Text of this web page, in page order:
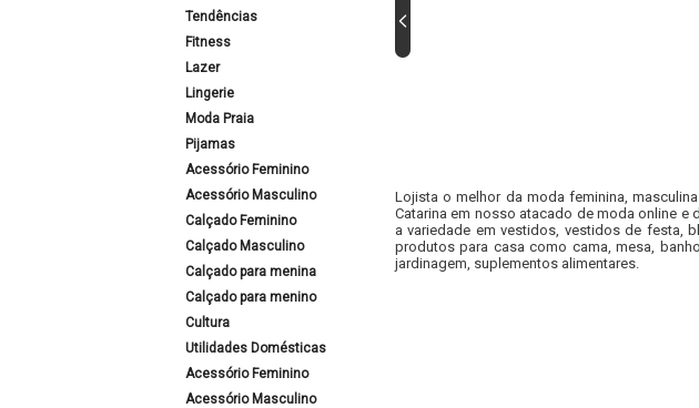
Tendências
Fitness
Lazer
Lingerie
Moda Praia
Pijamas
Acessório Feminino
Acessório Masculino
Calçado Feminino
Calçado Masculino
Calçado para menina
Calçado para menino
Cultura
Utilidades Domésticas
Acessório Feminino
Acessório Masculino
Lojista o melhor da moda feminina,
Catarina em nosso atacado de moda online e
a variedade em vestidos, vestidos de festa,
produtos para casa como cama, mesa,
jardinagem, suplementos alimentares.